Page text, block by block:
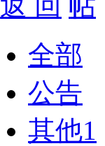
全部
公告
其他1